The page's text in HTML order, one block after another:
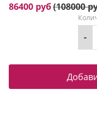
86400 руб(108000
-